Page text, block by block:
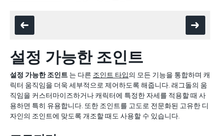
설정 가능한 조인트
설정 가능한 조인트 는 다른 조인트 타입의 모든 기능을 통합하며 캐
릭터 움직임을 더욱 세부적으로 제어하도록 해줍니다. 래그돌의 움
직임을 커스터마이즈하거나 캐릭터에 특정한 자세를 적용할 때 사
용하면 특히 유용합니다. 또한 조인트를 고도로 전문화된 고유한 디
자인의 조인트에 맞도록 개조할 때도 사용할 수 있습니다.